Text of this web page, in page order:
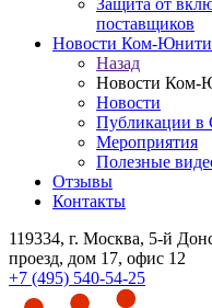
Защита от
поставщиков
Новости Ком-Юнити
Назад
Новости Ком-
Новости
Публикации
Мероприятия
Полезные
Отзывы
Контакты
119334, г. Москва, 5-й
проезд, дом 17, офис 12
+7 (495) 540-54-25